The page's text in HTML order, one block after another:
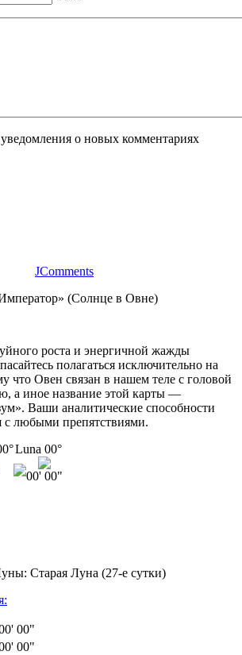
о новых комментариях
JComments
(Солнце в Овне)
роста и энергичной жажды
полагаться исключительно на
что Овен связан в нашем теле с головой
а иное название этой карты —
Ваши аналитические способности
с любыми препятствиями.
Luna 00°
00' 00"
Старая Луна (27-е сутки)
00"
00"